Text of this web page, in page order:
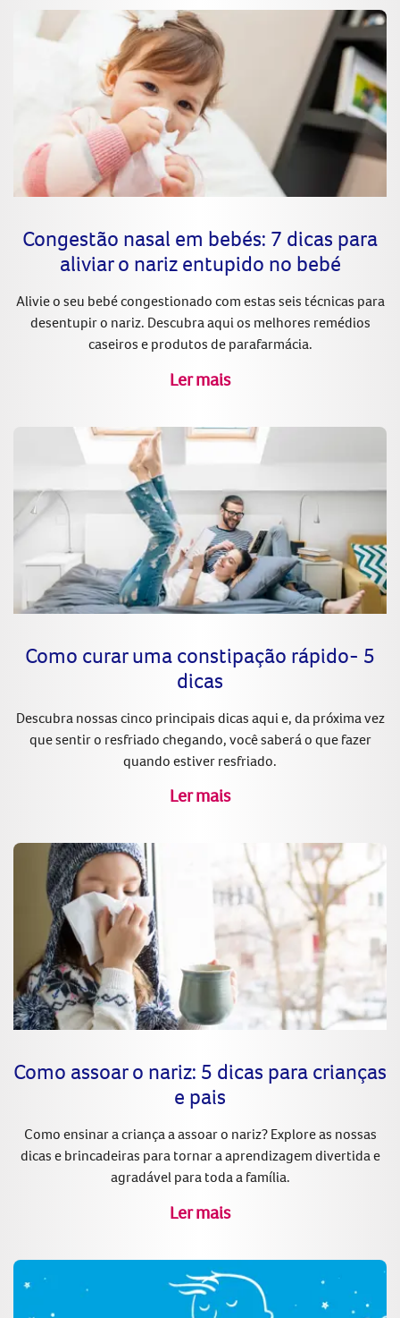
Congestão nasal em bebés: 7 dicas para
aliviar o nariz entupido no bebé
Alivie o seu bebé congestionado com estas seis técnicas para
desentupir o nariz. Descubra aqui os melhores remédios
caseiros e produtos de parafarmácia.
Ler mais
Como curar uma constipação rápido- 5
dicas
Descubra nossas cinco principais dicas aqui e, da próxima vez
que sentir o resfriado chegando, você saberá o que fazer
quando estiver resfriado.
Ler mais
Como assoar o nariz: 5 dicas para crianças
e pais
Como ensinar a criança a assoar o nariz? Explore as nossas
dicas e brincadeiras para tornar a aprendizagem divertida e
agradável para toda a família.
Ler mais